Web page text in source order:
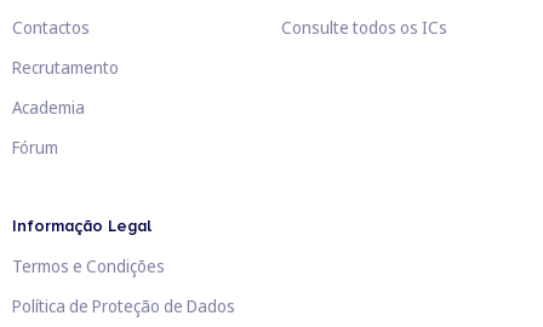
Contactos
Recrutamento
Academia
Fórum
Consulte todos os ICs
Informação Legal
Termos e Condições
Política de Proteção de Dados